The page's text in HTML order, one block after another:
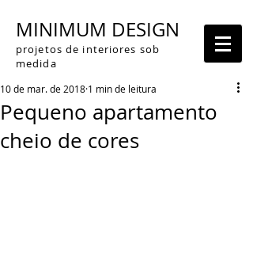
MINIMUM DESIGN
projetos de interiores sob
medida
Pequeno apartamento
cheio de cores
10 de mar. de 2018 1 min de leitura